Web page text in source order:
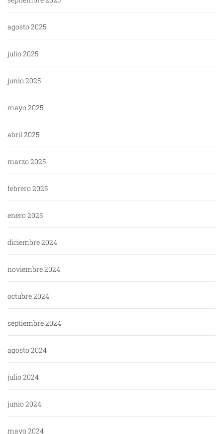
agosto 2025
julio 2025
junio 2025
mayo 2025
abril 2025
marzo 2025
febrero 2025
enero 2025
diciembre 2024
noviembre 2024
octubre 2024
septiembre 2024
agosto 2024
julio 2024
junio 2024
mayo 2024